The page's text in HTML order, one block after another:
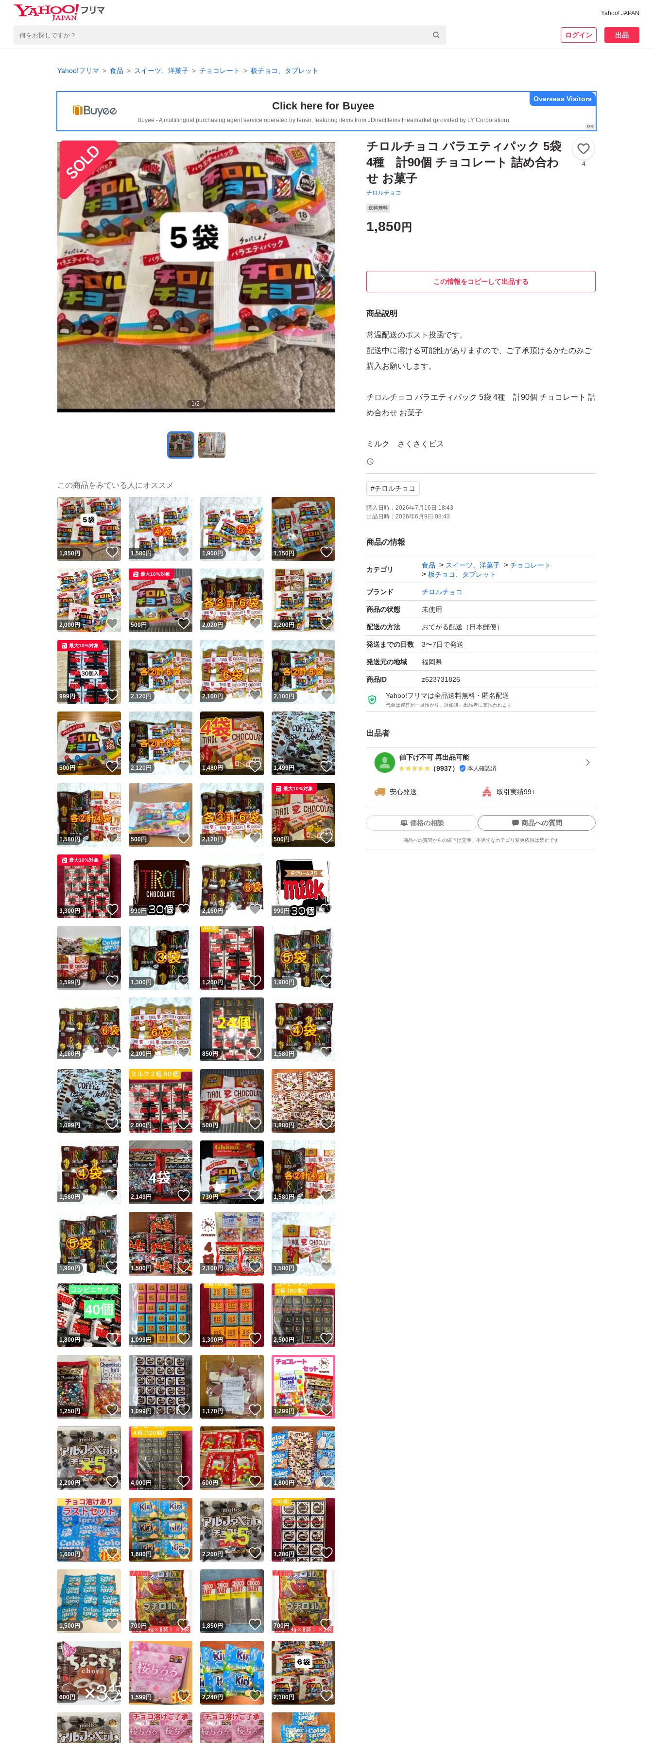
Yahoo! JAPAN
ログイン 出品
Yahoo!フリマ 食品 スイーツ、洋菓子 チョコレート 板チョコ、タブレット
Click here for Buyee
Buyee - A multilingual purchasing agent service operated by tenso, featuring items from JDirectItems Fleamarket (provided by LY Corporation)
Overseas Visitors
1/2
チロルチョコ バラエティパック 5袋
4種 計90個 チョコレート 詰め合わ
せ お菓子
チロルチョコ
4
送料無料
1,850 円
この情報をコピーして出品する
商品説明
常温配送のポスト投函です。
配送中に溶ける可能性がありますので、ご了承頂けるかたのみご
購入お願いします。
チロルチョコ バラエティパック 5袋 4種 計90個 チョコレート 詰
め合わせ お菓子
ミルク さくさくビス
アーモンド ホワイト&クッキー
段ボールに詰めて発送します。
値下げ不可
#チロルチョコ
購入日時： 2026年7月16日 18:43
出品日時： 2026年6月9日 08:43
商品の情報
カテゴリ
食品 スイーツ、洋菓子
チョコレート
板チョコ、タブレット
ブランド チロルチョコ
商品の状態 未使用
配送の方法 おてがる配送（日本郵便）
発送までの日数 3〜7日で発送
発送元の地域 福岡県
商品ID z623731826
Yahoo!フリマは全品送料無料・匿名配送
代金は運営が一旦預かり、評価後、出品者に支払われます
出品者
値下げ不可 再出品可能
（9937） 本人確認済
安心発送 取引実績99+
ユーザーの実績について
Yahoo!フリマが定めた一定の基準を満たしたユーザーにバッジを付与しています
安心取引出品者
安心取引出品者 Yahoo!フリマの基準をクリアした安心・安全なユーザーです
取引実績
取引実績◯+ このユーザーはYahoo!フリマの取引を完了させた実績があります
他フリマ実績◯+ このユーザーは他フリマサービスでの取引実績があります
スピード&安心発送
※このバッジは実績に基づく表示であり、発送を保証しているものではありません
スピード＆安心発送
このユーザーは高頻度で24時間以内＆設定した発送日数内に発送してい
ます
スピード発送 このユーザーは高頻度で24時間以内に発送しています
安心発送 このユーザーは設定した発送日数内に発送しています
価格の相談 商品への質問
商品への質問からの値下げ交渉、不適切なカテゴリ変更依頼は禁止です
この商品の情報をコピーします
商品画像の無断転載は禁止されています
コピーは1商品につき1回です
出品ページへ
キャンセル
この商品をみている人にオススメ
1,850円 いいね！
1,580円 いいね！
1,900円 いいね！
1,150円 いいね！
2,000円 いいね！
500円 いいね！
最大10%対象
2,020円 いいね！
2,200円 いいね！
999円 いいね！
最大10%対象
2,120円 いいね！
2,100円 いいね！
2,100円 いいね！
500円 いいね！
2,120円 いいね！
1,480円 いいね！
1,499円 いいね！
1,580円 いいね！
500円 いいね！
2,120円 いいね！
500円 いいね！
最大10%対象
3,300円 いいね！
最大10%対象
990円 いいね！
2,160円 いいね！
990 円
1,599円 いいね！
1,300 円 いいね！
1,200円 いいね！
1,900 円
2,160円 いいね！
2,100円 いいね！
850円 いいね！
1,580円 いいね！
1,099円 いいね！
2,000円 いいね！
500円 いいね！
1,880円 いいね！
1,580円 いいね！
2,149円 いいね！
730円 いいね！
1,580円 いいね！
1,900 円 いいね！
1,500円 いいね！
2,100円 いいね！
1,580円 いいね！
1,800円 いいね！
1,099円 いいね！
1,300円 いいね！
2,500円 いいね！
1,250円 いいね！
1,099円 いいね！
1,170円 いいね！
1,299円
2,200円 いいね！
4,000円 いいね！
600円 いいね！
1,800円 いいね！
1,600円 いいね！
1,680円 いいね！
2,200円 いいね！
1,200円
1,500円 いいね！
700円 いいね！
1,850円 いいね！
700円
600円 いいね！
1,599円 いいね！
2,240円 いいね！
2,180円 いいね！